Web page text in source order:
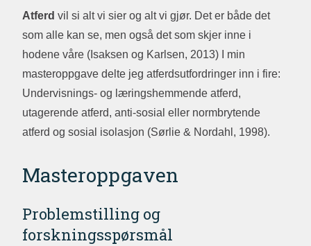
Atferd vil si alt vi sier og alt vi gjør. Det er både det
som alle kan se, men også det som skjer inne i
hodene våre (Isaksen og Karlsen, 2013) I min
masteroppgave delte jeg atferdsutfordringer inn i fire:
Undervisnings- og læringshemmende atferd,
utagerende atferd, anti-sosial eller normbrytende
atferd og sosial isolasjon (Sørlie & Nordahl, 1998).
Masteroppgaven
Problemstilling og
forskningsspørsmål